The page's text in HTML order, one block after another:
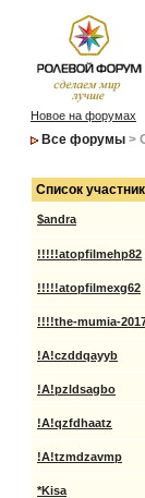
Новое на форумах
Все форумы >
Список
$andra
!!!!!atopfilmehp82
!!!!!atopfilmexg62
!!!!the-mumia-
!A!czddqayyb
!A!pzldsagbo
!A!qzfdhaatz
!A!tzmdzavmp
*Kisa